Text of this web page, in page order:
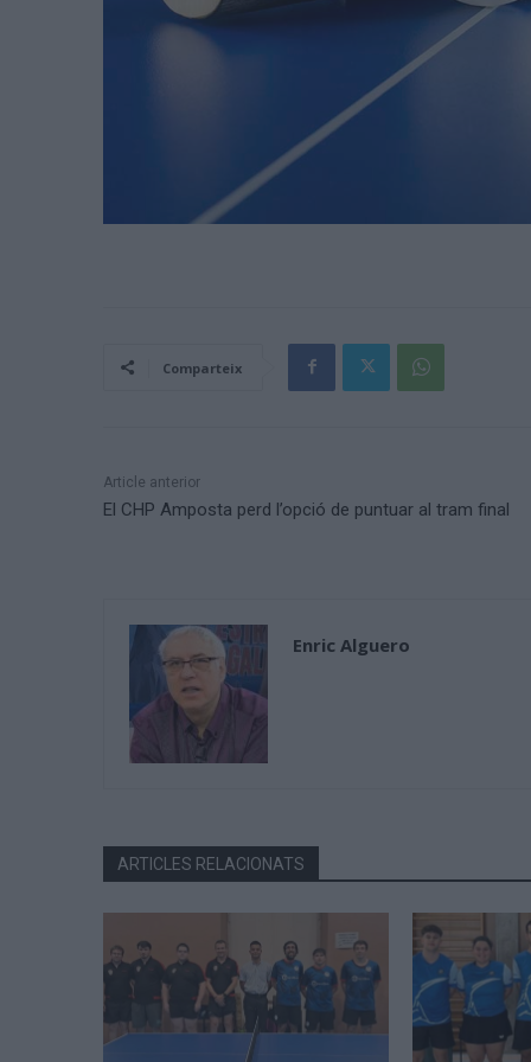
Comparteix
Article anterior
El CHP Amposta perd l’opció de puntuar al tram final
Enric Alguero
ARTICLES RELACIONATS